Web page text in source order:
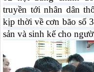
truyền tới nhân dân
kịp thời về cơn bão số
sản và sinh kế cho